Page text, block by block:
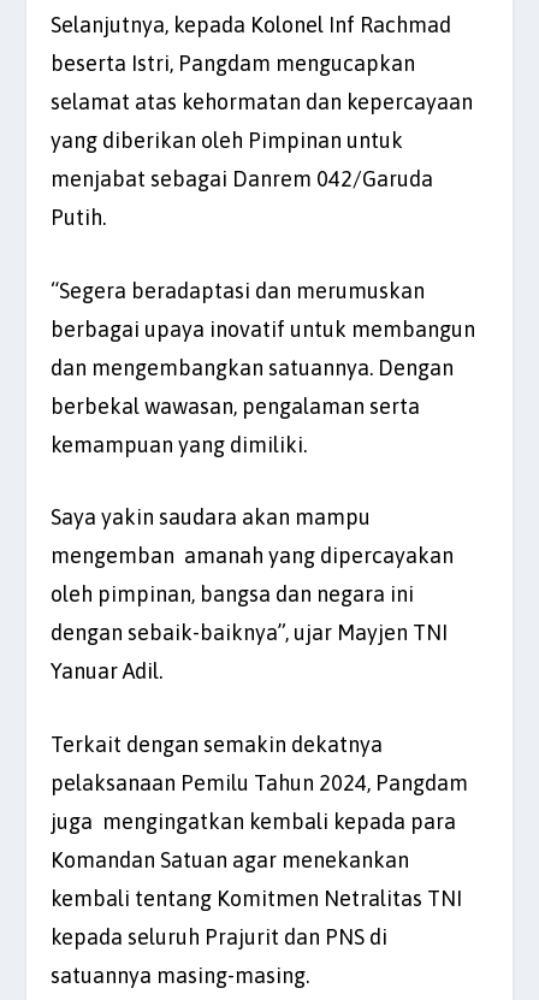
Selanjutnya, kepada Kolonel Inf Rachmad
beserta Istri, Pangdam mengucapkan
selamat atas kehormatan dan kepercayaan
yang diberikan oleh Pimpinan untuk
menjabat sebagai Danrem 042/Garuda
Putih.
“Segera beradaptasi dan merumuskan
berbagai upaya inovatif untuk membangun
dan mengembangkan satuannya. Dengan
berbekal wawasan, pengalaman serta
kemampuan yang dimiliki.
Saya yakin saudara akan mampu
mengemban amanah yang dipercayakan
oleh pimpinan, bangsa dan negara ini
dengan sebaik-baiknya”, ujar Mayjen TNI
Yanuar Adil.
Terkait dengan semakin dekatnya
pelaksanaan Pemilu Tahun 2024, Pangdam
juga mengingatkan kembali kepada para
Komandan Satuan agar menekankan
kembali tentang Komitmen Netralitas TNI
kepada seluruh Prajurit dan PNS di
satuannya masing-masing.